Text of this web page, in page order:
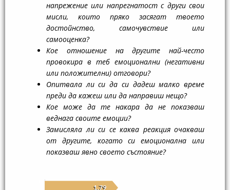
напрежение или напрегнатост с други свои
мисли, които пряко засягат твоето
достойнство, самочувствие или
самооценка?
Кое отношение на другите най-често
провокира в теб емоционални (негативни
или положителни) отговори?
Опитвала ли си да си дадеш малко време
преди да кажеш или да направиш нещо?
Кое може да те накара да не показваш
веднага своите емоции?
Замисляла ли си се каква реакция очакваш
от другите, когато си емоционална или
показваш явно своето състояние?